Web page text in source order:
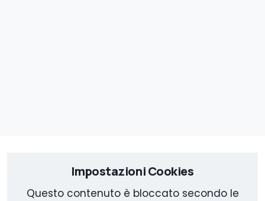
Impostazioni Cookies
Questo contenuto è bloccato secondo le